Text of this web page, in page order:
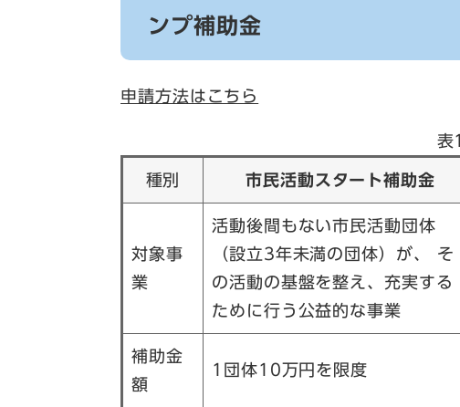
ンプ補助金
申請方法はこちら
表1
種別 市民活動スタート補助金
対象事
業
活動後間もない市民活動団体
（設立3年未満の団体）が、 そ
の活動の基盤を整え、充実する
ために行う公益的な事業
補助金
額
1団体10万円を限度